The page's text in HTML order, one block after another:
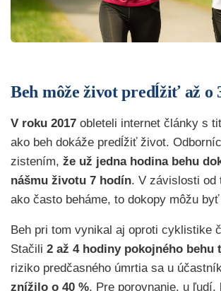
Beh môže život predĺžiť až o
V roku 2017 obleteli internet články s
ako beh dokáže predĺžiť život.
zistením, že už jedna hodina behu
nášmu životu 7 hodín. V závislosti od
ako často beháme, to dokopy môžu
Beh pri tom vynikal aj oproti cyklistike
Stačili 2 až 4 hodiny pokojného behu
riziko predčasného úmrtia sa u
znížilo o 40 %. Pre porovnanie, u ľudí,